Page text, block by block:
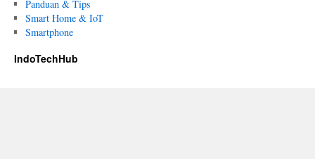
Panduan & Tips
Smart Home & IoT
Smartphone
IndoTechHub